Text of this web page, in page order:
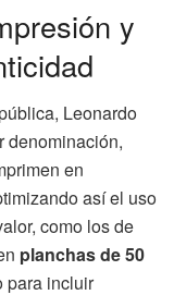
y
Leonardo
denominación,
en
así el uso
como los de
planchas de 50
para incluir